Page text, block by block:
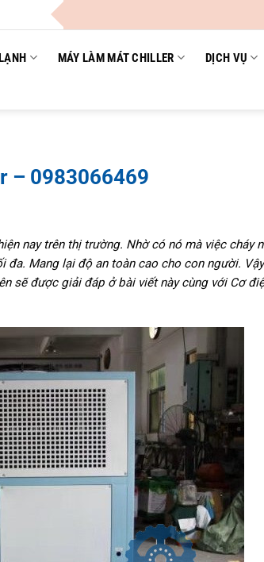
MÁY LÀM MÁT CHILLER DỊCH VỤ
– 0983066469
nay trên thị trường. Nhờ có nó mà việc cháy
đa. Mang lại độ an toàn cao cho con người.
sẽ được giải đáp ở bài viết này cùng với Cơ